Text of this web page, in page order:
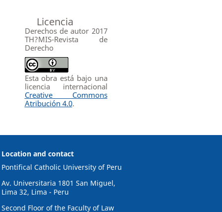
Licencia
Derechos de autor 2017
TH?MIS-Revista de
Derecho
Esta obra está bajo una
licencia internacional
Creative Commons
Atribución 4.0.
Location and contact
Pontifical Catholic University of Peru
Av. Universitaria 1801 San Miguel,
Lima 32, Lima - Peru
Second Floor of the Faculty of Law